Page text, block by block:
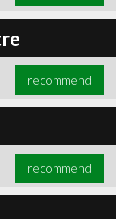
recommend
recommend